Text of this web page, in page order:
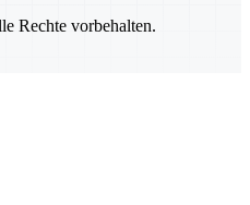
Rechte vorbehalten.